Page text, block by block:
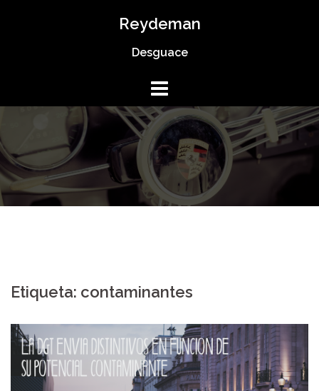
Reydeman
Desguace
Etiqueta: contaminantes